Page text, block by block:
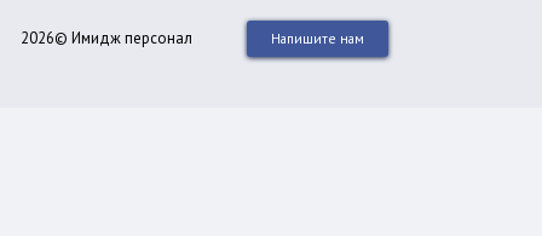
2026© Имидж персонал Напишите нам